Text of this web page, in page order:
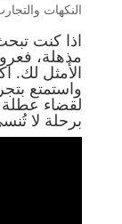
النكهات
اذا كنت
مذهلة،
الأمثل لك.
واستمتع
لقضاء عطلة
برحلة لا